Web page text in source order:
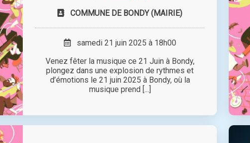
COMMUNE DE BONDY (MAIRIE)
samedi 21 juin 2025 à 18h00
Venez fêter la musique ce 21 Juin à Bondy,
plongez dans une explosion de rythmes et
d’émotions le 21 juin 2025 à Bondy, où la
musique prend [...]